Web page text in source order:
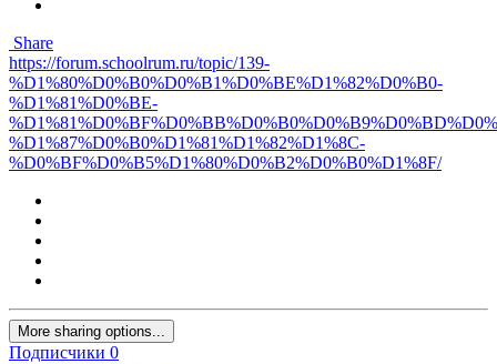
Share
https://forum.schoolrum.ru/topic/139-
%D1%80%D0%B0%D0%B1%D0%BE%D1%82%D0%B0-
%D1%81%D0%BE-
%D1%87%D0%B0%D1%81%D1%82%D1%8C-
%D0%BF%D0%B5%D1%80%D0%B2%D0%B0%D1%8F/
More sharing options...
Подписчики 0